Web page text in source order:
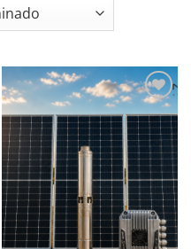
Añadir
a la
lista de
deseos